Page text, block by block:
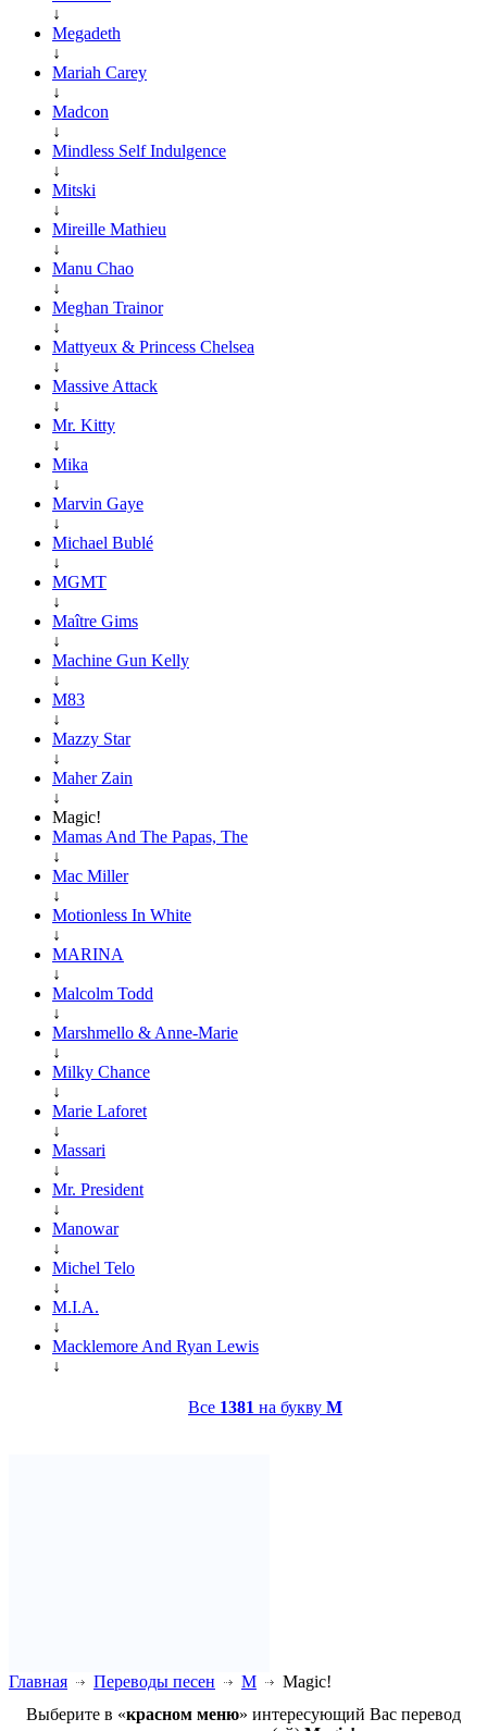
↓
Megadeth
↓
Mariah Carey
↓
Madcon
↓
Mindless Self Indulgence
↓
Mitski
↓
Mireille Mathieu
↓
Manu Chao
↓
Meghan Trainor
↓
Mattyeux & Princess Chelsea
↓
Massive Attack
↓
Mr. Kitty
↓
Mika
↓
Marvin Gaye
↓
Michael Bublé
↓
MGMT
↓
Maître Gims
↓
Machine Gun Kelly
↓
M83
↓
Mazzy Star
↓
Maher Zain
↓
Magic!
Mamas And The Papas, The
↓
Mac Miller
↓
Motionless In White
↓
MARINA
↓
Malcolm Todd
↓
Marshmello & Anne-Marie
↓
Milky Chance
↓
Marie Laforet
↓
Massari
↓
Mr. President
↓
Manowar
↓
Michel Telo
↓
M.I.A.
↓
Macklemore And Ryan Lewis
↓
Все 1381 на букву M
Главная Переводы песен M
Magic!
Выберите в «красном меню» интересующий Вас перевод